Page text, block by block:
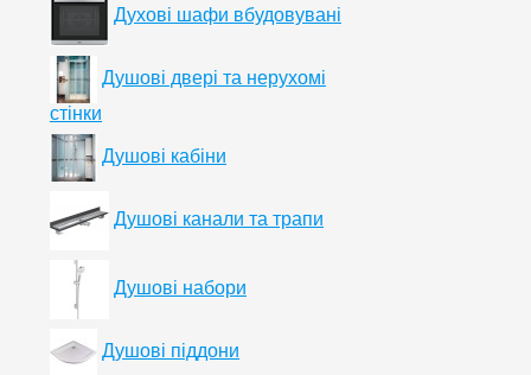
Духові шафи вбудовувані
Душові двері та нерухомі
стінки
Душові кабіни
Душові канали та трапи
Душові набори
Душові піддони